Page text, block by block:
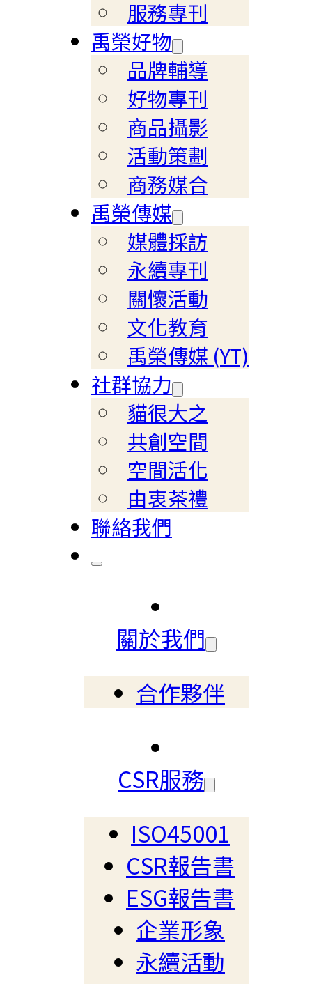
服務專刊
禹榮好物
品牌輔導
好物專刊
商品攝影
活動策劃
商務媒合
禹榮傳媒
媒體採訪
永續專刊
關懷活動
文化教育
禹榮傳媒 (YT)
社群協力
貓很大之
共創空間
空間活化
由衷茶禮
聯絡我們
關於我們
合作夥伴
CSR服務
ISO45001
CSR報告書
ESG報告書
企業形象
永續活動